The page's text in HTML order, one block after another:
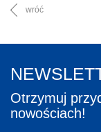
wróć
Otrzymuj
nowościach!